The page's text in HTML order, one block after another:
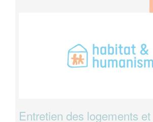
Entretien des logements et